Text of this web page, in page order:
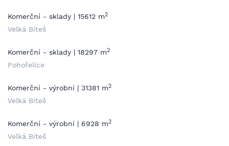
Komerční - sklady | 15612 m2
Velká Bíteš
Komerční - sklady | 18297 m2
Pohořelice
Komerční - výrobní | 31381 m2
Velká Bíteš
Komerční - výrobní | 6928 m2
Velká Bíteš